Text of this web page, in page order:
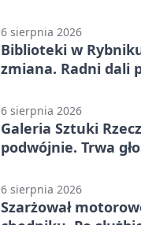
6 sierpnia 2026
Biblioteki w
zmiana. Radni dali
6 sierpnia 2026
Galeria Sztuki
podwójnie. Trwa
6 sierpnia 2026
Szarżował